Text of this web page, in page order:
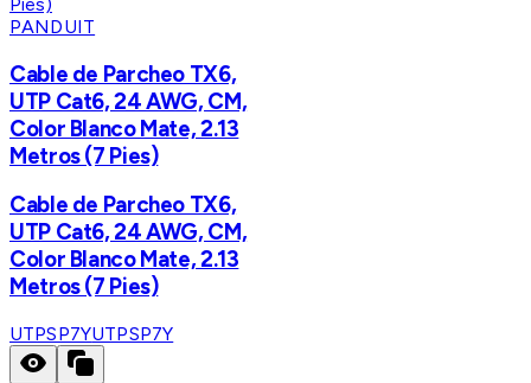
PANDUIT
Cable de Parcheo TX6,
UTP Cat6, 24 AWG, CM,
Color Blanco Mate, 2.13
Metros (7 Pies)
Cable de Parcheo TX6,
UTP Cat6, 24 AWG, CM,
Color Blanco Mate, 2.13
Metros (7 Pies)
UTPSP7YUTPSP7Y